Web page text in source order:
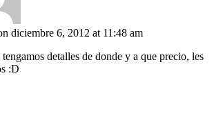
diciembre 6, 2012 at 11:48 am
detalles de donde y a que precio, les
:D